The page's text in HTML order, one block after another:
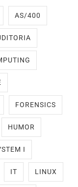
AS/400
FORENSICS
HUMOR
I
IT LINUX